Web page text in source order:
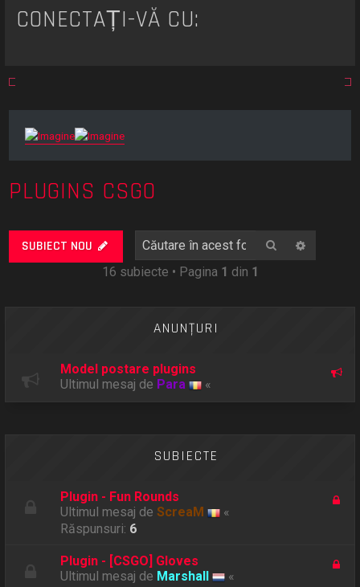
t
CONECTAȚI-VĂ CU:
PLUGINS CSGO
SUBIECT NOU Căutare
16 subiecte • Pagina 1 din 1
ANUNŢURI
Model postare plugins
Ultimul mesaj de Para «
SUBIECTE
Plugin - Fun Rounds
Ultimul mesaj deScreaM
«
Răspunsuri: 6
Plugin - [CSGO] Gloves
Ultimul mesaj de Marshall
«